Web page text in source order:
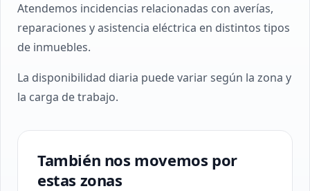
Atendemos incidencias relacionadas con averías,
reparaciones y asistencia eléctrica en distintos tipos
de inmuebles.
La disponibilidad diaria puede variar según la zona y
la carga de trabajo.
También nos movemos por
estas zonas